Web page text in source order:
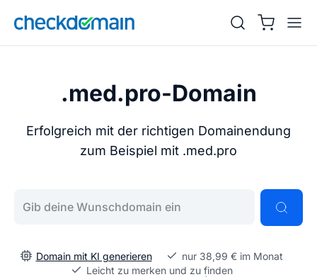
.med.pro-Domain
Erfolgreich mit der richtigen Domainendung
zum Beispiel mit .med.pro
Domain mit KI generieren
nur 38,99 € im Monat
Leicht zu merken und zu finden